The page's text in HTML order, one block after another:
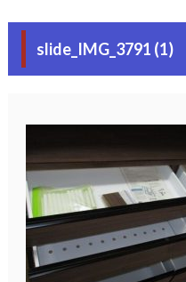
slide_IMG_3791 (1)